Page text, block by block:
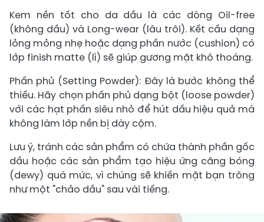
Kem nền tốt cho da dầu là các dòng Oil-free
(không dầu) và Long-wear (lâu trôi). Kết cấu dạng
lỏng mỏng nhẹ hoặc dạng phấn nước (cushion) có
lớp finish matte (lì) sẽ giúp gương mặt khô thoáng.
Phấn phủ (Setting Powder): Đây là bước không thể
thiếu. Hãy chọn phấn phủ dạng bột (loose powder)
với các hạt phấn siêu nhỏ để hút dầu hiệu quả mà
không làm lớp nền bị dày cộm.
Lưu ý, tránh các sản phẩm có chứa thành phần gốc
dầu hoặc các sản phẩm tạo hiệu ứng căng bóng
(dewy) quá mức, vì chúng sẽ khiến mặt bạn trông
như một "chảo dầu" sau vài tiếng.